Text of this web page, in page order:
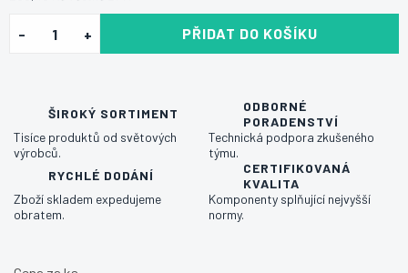
PŘIDAT DO KOŠÍKU
ŠIROKÝ SORTIMENT
Tisíce produktů od světových
výrobců.
ODBORNÉ
PORADENSTVÍ
Technická podpora zkušeného
týmu.
RYCHLÉ DODÁNÍ
Zboží skladem expedujeme
obratem.
CERTIFIKOVANÁ
KVALITA
Komponenty splňující nejvyšší
normy.